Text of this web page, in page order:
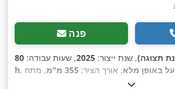
פנה
תצוגה), שנת ייצור: 2025, שעות עבודה: 80
h
באופן מלא, אורך הציר: 355 מ"מ
, מתח
, הספק לייזר: